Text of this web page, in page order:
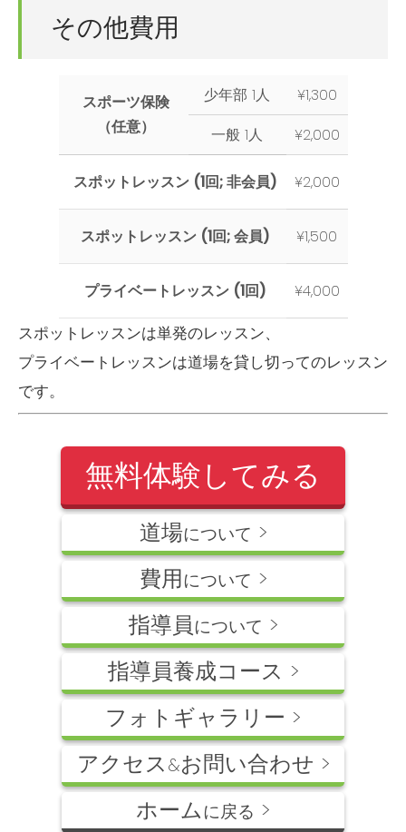
その他費用
スポーツ保険
（任意）
少年部 1人
¥1,300
一般 1人
¥2,000
スポットレッスン (1回; 非会員) ¥2,000
スポットレッスン (1回; 会員) ¥1,500
プライベートレッスン (1回) ¥4,000
スポットレッスンは単発のレッスン、
プライベートレッスンは道場を貸し切ってのレッスン
です。
無料体験してみる
道場について >
費用について >
指導員について >
指導員養成コース >
フォトギャラリー >
アクセス&お問い合わせ >
ホームに戻る >